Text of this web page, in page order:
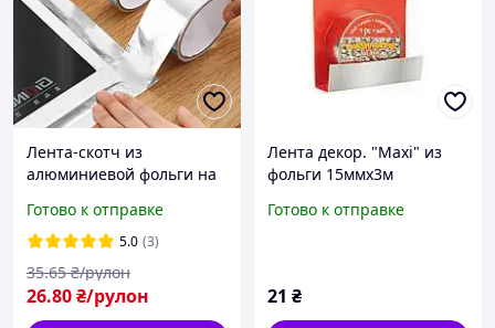
Лента-скотч из
алюминиевой фольги на
см*5 м
Готово к отправке
5.0 (3)
26.80₴/рулон
35.65 ₴/рулон
Лента декор. "Maxi" из
фольги 15ммх3м
№MX62031(20)
Готово к отправке
21 ₴